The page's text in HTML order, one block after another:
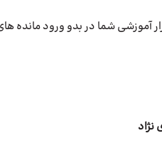
آموزشی شما در بدو ورود
نژاد